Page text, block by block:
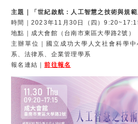
主題｜「世紀啟航：人工智慧之技術與規
時間｜2023年11月30日（四）
地點｜成大會館（台南市東區大學路2號）
主辦單位｜國立成功大學人文社會科學
系、法律系、企業管理學系
報名連結｜前往報名